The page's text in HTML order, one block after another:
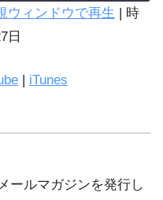
Spotify
ウィンドウで再生
時
日
iTunes
ールマガジンを発行し